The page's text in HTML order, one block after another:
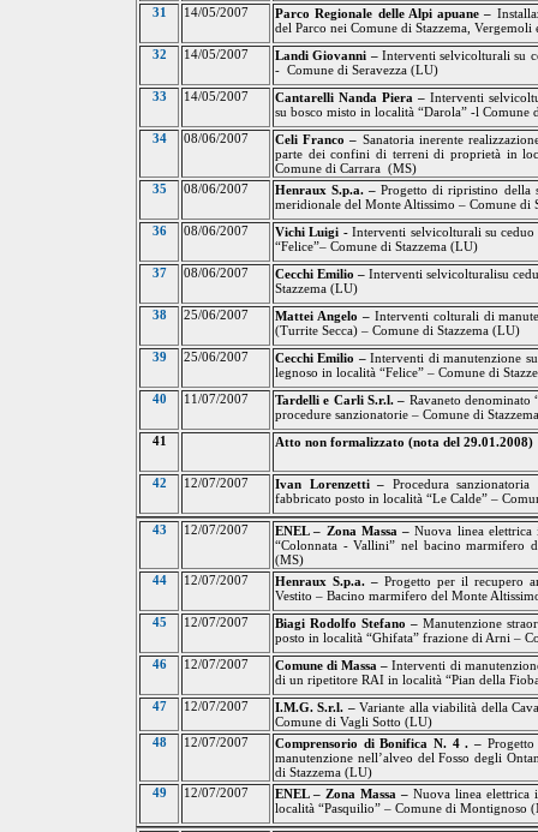
31 14/05/2007 Parco Regionale delle Alpi apuane –
del Parco nei Comune di Stazzema, Vergemoli
32 14/05/2007 Landi Giovanni – Interventi selvicolturali su
- Comune di Seravezza (LU)
33 14/05/2007 Cantarelli Nanda Piera – Interventi
su bosco misto in località “Darola” -l Comune
34 08/06/2007 Celi Franco – Sanatoria inerente
parte dei confini di terreni di proprietà in
Comune di Carrara (MS)
35 08/06/2007 Henraux S.p.a. –Progetto di ripristino della
meridionale del Monte Altissimo – Comune di
36 08/06/2007 Vichi Luigi -Interventi selvicolturali su
“Felice”– Comune di Stazzema (LU)
37 08/06/2007 Cecchi Emilio –Interventi selvicolturalisu
Stazzema (LU)
38 25/06/2007 Mattei Angelo – Interventi colturali di
(Turrite Secca) – Comune di Stazzema (LU)
39 25/06/2007 Cecchi Emilio –Interventi di manutenzione
legnoso in località “Felice” – Comune di
40 11/07/2007 Tardelli e Carli S.r.l. – Ravaneto denominato
procedure sanzionatorie – Comune di
41 Atto non formalizzato (nota del 29.01.2008)
42 12/07/2007 Ivan Lorenzetti – Procedura
fabbricato posto in località “Le Calde” –
43 12/07/2007 ENEL – Zona Massa –Nuova linea
“Colonnata - Vallini” nel bacino marmifero
(MS)
44 12/07/2007 Henraux S.p.a. – Progetto per il recupero
Vestito – Bacino marmifero del Monte
45 12/07/2007 Biagi Rodolfo Stefano – Manutenzione
posto in località “Ghifata” frazione di Arni –
46 12/07/2007 Comune di Massa –Interventi di
di un ripetitore RAI in località “Pian della
47 12/07/2007 I.M.G. S.r.l. –Variante alla viabilità della
Comune di Vagli Sotto (LU)
48 12/07/2007 Comprensorio di Bonifica N. 4 . –
manutenzione nell’alveo del Fosso degli
di Stazzema (LU)
49 12/07/2007 ENEL – Zona Massa – Nuova linea elettrica
località “Pasquilio” – Comune di Montignoso